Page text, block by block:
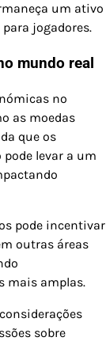
um ativo
jogadores.
mundo real
no
as moedas
que os
levar a um
pode incentivar
outras áreas
mais amplas.
sobre